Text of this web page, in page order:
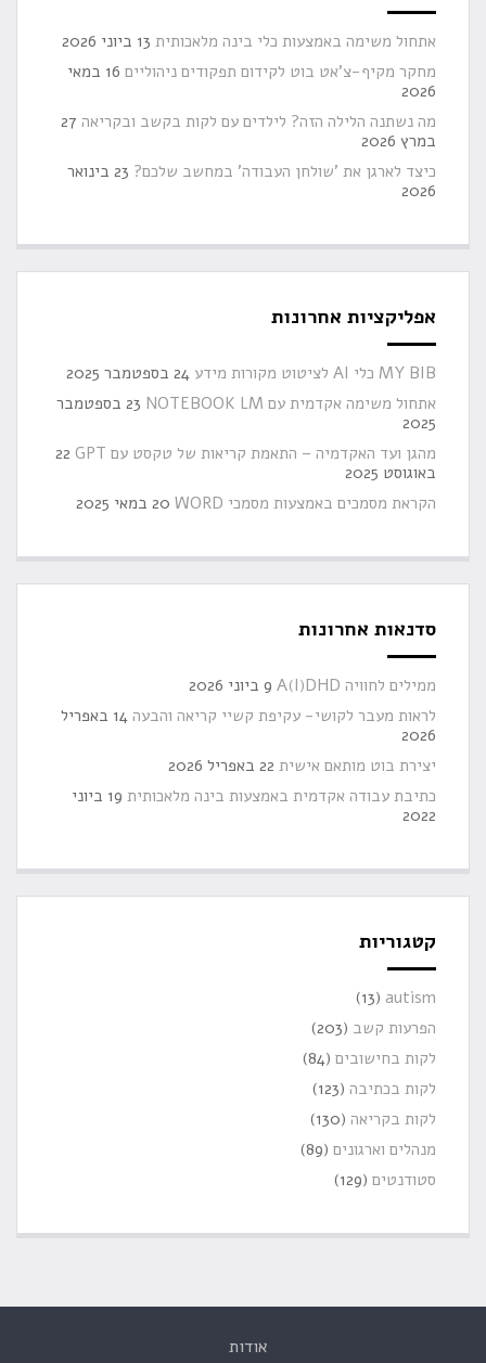
אתחול משימה באמצעות כלי בינה מלאכותית 13 ביוני 2026
מחקר מקיף-צ'אט בוט לקידום תפקודים ניהוליים
16 במאי
מה נשתנה הלילה הזה? לילדים עם לקות בקשב ובקריאה 27
כיצד לארגן את 'שולחן העבודה' במחשב שלכם?
23 בינואר
אפליקציות אחרונות
MY BIB כלי AI לציטוט מקורות מידע
24 בספטמבר 2025
אתחול משימה אקדמית עם NOTEBOOK LM
23 בספטמבר
מהגן ועד האקדמיה – התאמת קריאות של טקסט עם GPT
22
באוגוסט 2025
הקראת מסמכים באמצעות מסמכי WORD
20 במאי 2025
סדנאות אחרונות
ממילים לחוויה A(I)DHD
9 ביוני 2026
לראות מעבר לקושי- עקיפת קשיי קריאה והבעה
14 באפריל
יצירת בוט מותאם אישית 22 באפריל 2026
כתיבת עבודה אקדמית באמצעות בינה מלאכותית
19 ביוני
קטגוריות
autism
(13)
הפרעות קשב(203)
לקות בחישובים(84)
לקות בכתיבה(123)
לקות בקריאה(130)
מנהלים וארגונים(89)
סטודנטים(129)